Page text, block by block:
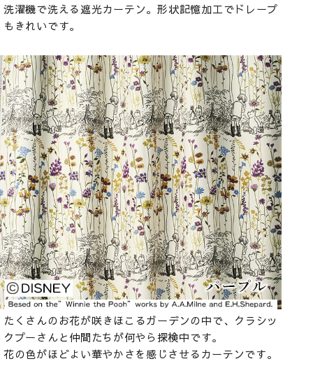
洗濯機で洗える遮光カーテン。形状記憶加工でドレープ
もきれいです。
たくさんのお花が咲きほこるガーデンの中で、クラシッ
クプーさんと仲間たちが何やら探検中です。
花の色がほどよい華やかさを感じさせるカーテンです。